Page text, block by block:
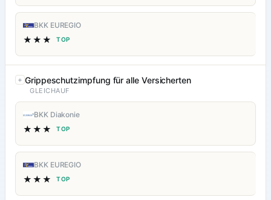
BKK EUREGIO
★★★ TOP
Grippeschutzimpfung für alle Versicherten
GLEICHAUF
BKK Diakonie
★★★ TOP
BKK EUREGIO
★★★ TOP